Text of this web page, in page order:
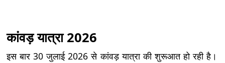
कांवड़ यात्रा 2026
इस बार 30 जुलाई 2026 से कांवड़ यात्रा की शुरूआत हो रही है।